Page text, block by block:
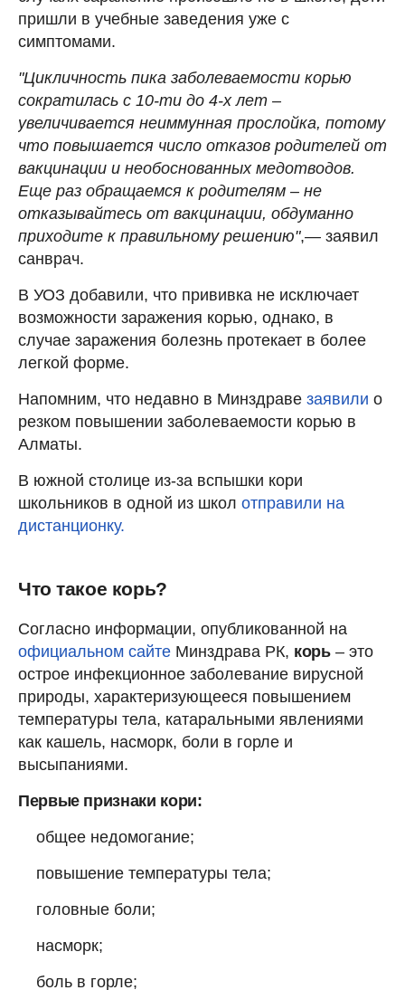
пришли в учебные заведения уже с
симптомами.
"Цикличность пика заболеваемости корью
сократилась с 10-ти до 4-х лет –
увеличивается неиммунная прослойка, потому
что повышается число отказов родителей от
вакцинации и необоснованных медотводов.
Еще раз обращаемся к родителям – не
отказывайтесь от вакцинации, обдуманно
приходите к правильному решению",— заявил
санврач.
В УОЗ добавили, что прививка не исключает
возможности заражения корью, однако, в
случае заражения болезнь протекает в более
легкой форме.
Напомним, что недавно в Минздраве заявили о
резком повышении заболеваемости корью в
Алматы.
В южной столице из-за вспышки кори
школьников в одной из школ отправили на
дистанционку.
Что такое корь?
Согласно информации, опубликованной на
официальном сайте Минздрава РК, корь– это
острое инфекционное заболевание вирусной
природы, характеризующееся повышением
температуры тела, катаральными явлениями
как кашель, насморк, боли в горле и
высыпаниями.
Первые признаки кори:
общее недомогание;
повышение температуры тела;
головные боли;
насморк;
боль в горле;